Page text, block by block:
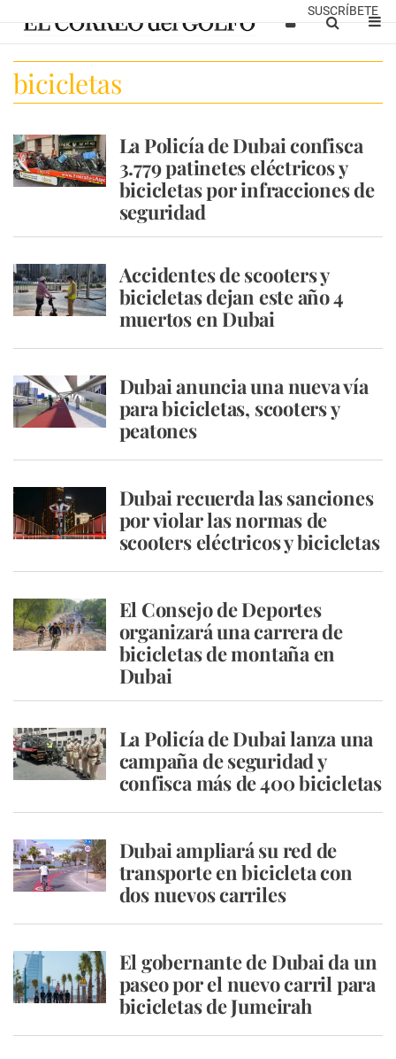
SUSCRÍBETE
bicicletas
La Policía de Dubai confisca
3.779 patinetes eléctricos y
bicicletas por infracciones de
seguridad
Accidentes de scooters y
bicicletas dejan este año 4
muertos en Dubai
Dubai anuncia una nueva vía
para bicicletas, scooters y
peatones
Dubai recuerda las sanciones
por violar las normas de
scooters eléctricos y bicicletas
El Consejo de Deportes
organizará una carrera de
bicicletas de montaña en
Dubai
La Policía de Dubai lanza una
campaña de seguridad y
confisca más de 400 bicicletas
Dubai ampliará su red de
transporte en bicicleta con
dos nuevos carriles
El gobernante de Dubai da un
paseo por el nuevo carril para
bicicletas de Jumeirah